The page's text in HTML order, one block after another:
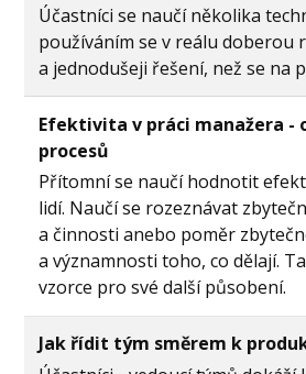
Účastníci se naučí několika
používáním se v reálu doberou
a jednodušeji řešení, než se na
Efektivita v práci manažera -
procesů
Přítomní se naučí hodnotit
lidí. Naučí se rozeznávat
a činnosti anebo poměr
a významnosti toho, co dělají.
vzorce pro své další působení.
Jak řídit tým směrem k